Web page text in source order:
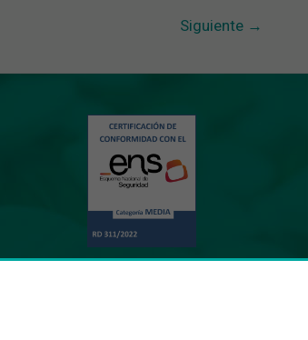
Siguiente →